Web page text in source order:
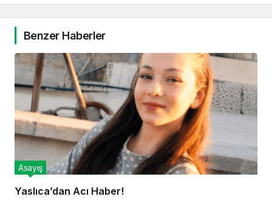
Benzer Haberler
Yaslıca’dan Acı Haber!
Asayiş